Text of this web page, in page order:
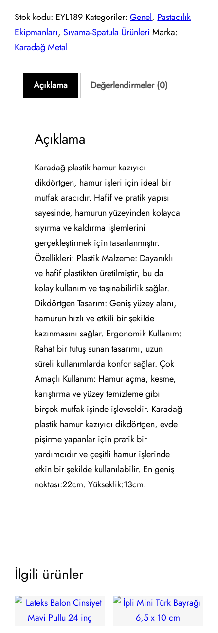
Stok kodu: EYL189 Kategoriler:Genel,Pastacılık
Ekipmanları,Sıvama-Spatula ÜrünleriMarka:
Karadağ Metal
Açıklama Değerlendirmeler (0)
Açıklama
Karadağ plastik hamur kazıyıcı
dikdörtgen, hamur işleri için ideal bir
mutfak aracıdır. Hafif ve pratik yapısı
sayesinde, hamurun yüzeyinden kolayca
sıyırma ve kaldırma işlemlerini
gerçekleştirmek için tasarlanmıştır.
Özellikleri: Plastik Malzeme: Dayanıklı
ve hafif plastikten üretilmiştir, bu da
kolay kullanım ve taşınabilirlik sağlar.
Dikdörtgen Tasarım: Geniş yüzey alanı,
hamurun hızlı ve etkili bir şekilde
kazınmasını sağlar. Ergonomik Kullanım:
Rahat bir tutuş sunan tasarımı, uzun
süreli kullanımlarda konfor sağlar. Çok
Amaçlı Kullanım: Hamur açma, kesme,
karıştırma ve yüzey temizleme gibi
birçok mutfak işinde işlevseldir. Karadağ
plastik hamur kazıyıcı dikdörtgen, evde
pişirme yapanlar için pratik bir
yardımcıdır ve çeşitli hamur işlerinde
etkin bir şekilde kullanılabilir. En geniş
noktası:22cm. Yükseklik:13cm.
İlgili ürünler